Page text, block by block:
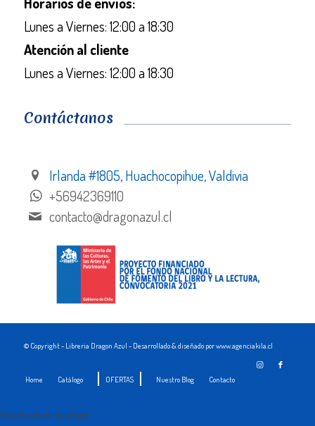
Lunes a Viernes: 12:00 a 18:30
Atención al cliente
Lunes a Viernes: 12:00 a 18:30
Contáctanos
Irlanda #1805, Huachocopihue, Valdivia
+56942369110
contacto@dragonazul.cl
© Copyright - Libreria Dragon Azul - Desarrollado & diseñado por www.agenciakila.cl
Home Catálogo OFERTAS Nuestro Blog Contacto
Estamos para ayudarte